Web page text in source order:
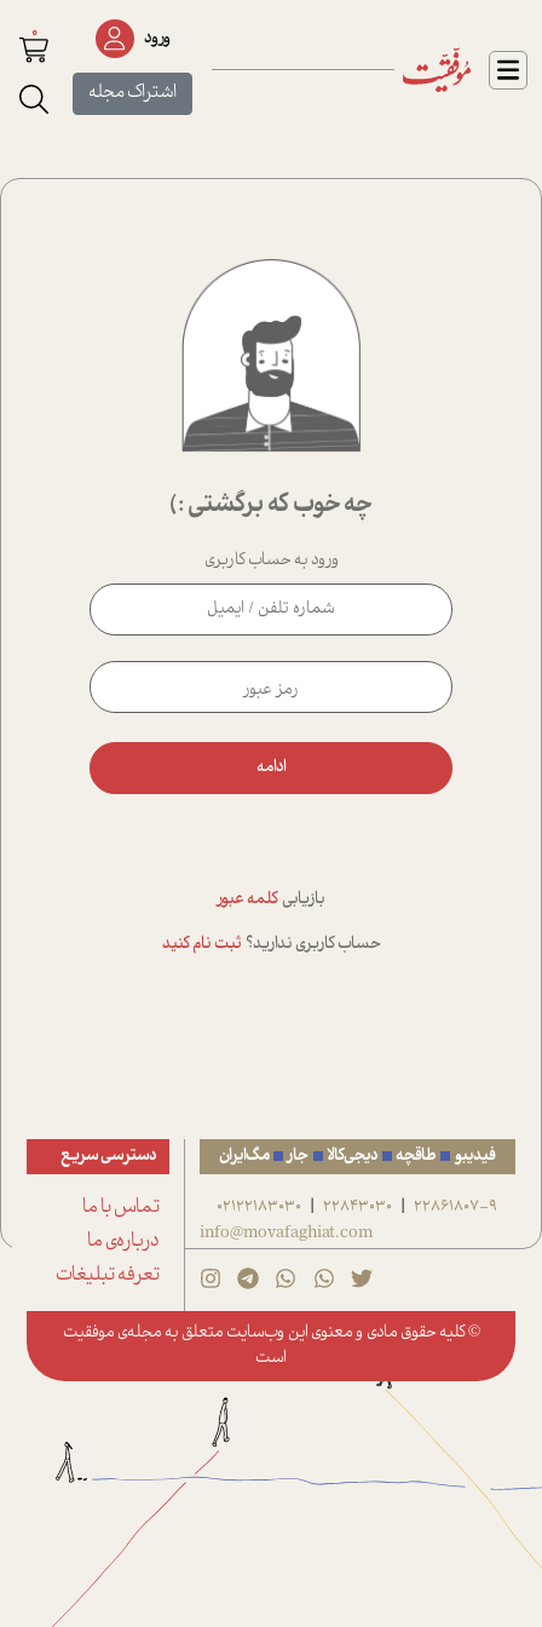
ورود
اشتراک مجله
0
چه خوب که برگشتی :)
ورود به حساب کاربری
ادامه
بازیابی کلمه عبور
حساب کاربری ندارید؟ ثبت نام کنید
فیدیبو طاقچه دیجی‌کالا جار مگ‌ایران
22861807-9
|
22843030
|
02122183030
info@movafaghiat.com
دسترسی سریع
تماس با ما
درباره‌ی ما
تعرفه تبلیغات
© کلیه حقوق مادی و معنوی این وب‌سایت متعلق به مجله‌ی موفقیت
است